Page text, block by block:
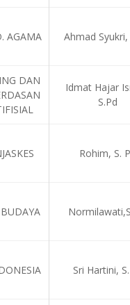
AGAMA Ahmad Syukri,
DAN
Idmat Hajar
S.Pd
Rohim, S.
Sri Hartini,